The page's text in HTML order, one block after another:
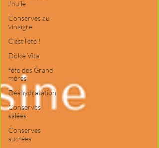
l'huile
Conserves au
vinaigre
C'est l'été !
Dolce Vita
fête des Grand
mères
Déshydratation
Conserves
salées
Conserves
sucrées